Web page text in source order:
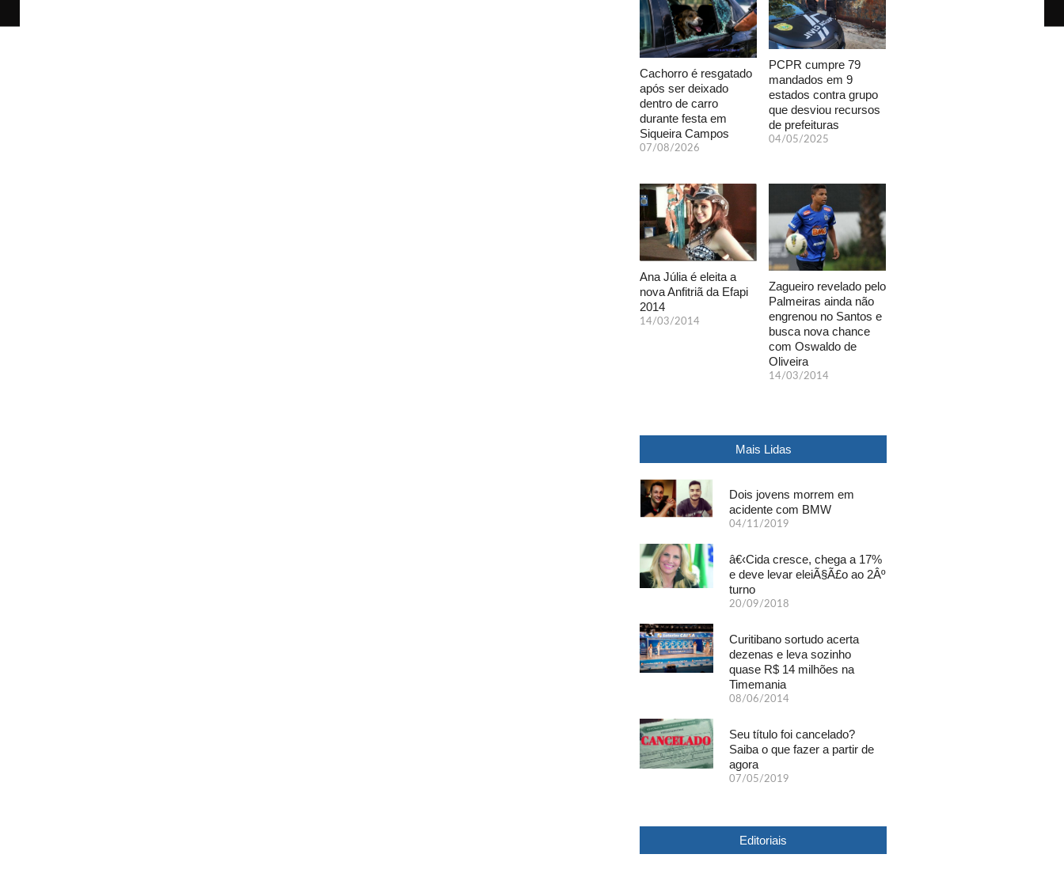
Cachorro é resgatado
após ser deixado
dentro de carro
durante festa em
Siqueira Campos
07/08/2026
PCPR cumpre 79
mandados em 9
estados contra grupo
que desviou recursos
de prefeituras
04/05/2025
Ana Júlia é eleita a
nova Anfitriã da Efapi
2014
14/03/2014
Zagueiro revelado pelo
Palmeiras ainda não
engrenou no Santos e
busca nova chance
com Oswaldo de
Oliveira
14/03/2014
Mais Lidas
Dois jovens morrem em
acidente com BMW
04/11/2019
â€‹Cida cresce, chega a 17%
e deve levar eleiÃ§Ã£o ao 2Âº
turno
20/09/2018
Curitibano sortudo acerta
dezenas e leva sozinho
quase R$ 14 milhões na
Timemania
08/06/2014
Seu título foi cancelado?
Saiba o que fazer a partir de
agora
07/05/2019
Editoriais